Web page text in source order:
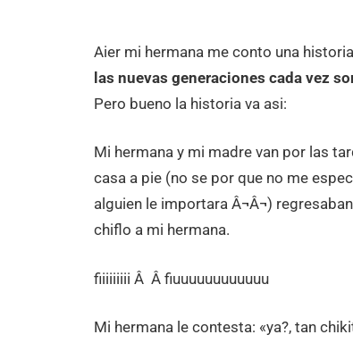
Aier mi hermana me conto una
las nuevas generaciones cada vez
Pero bueno la historia va asi:
Mi hermana y mi madre van por las
casa a pie (no se por que no me
alguien le importara Â¬Â¬)
chiflo a mi hermana.
fiiiiiiiii Â Â fiuuuuuuuuuuuu
Mi hermana le contesta: «ya?, tan